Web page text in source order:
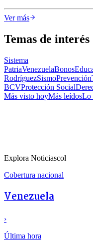
Ver más
Temas de interés
Sistema
PatriaVenezuelaBonos
RodríguezSismoPrevención
BCVProtección Social
Más visto hoyMás leídosLo
Explora Noticiascol
Cobertura nacional
Venezuela
›
Última hora